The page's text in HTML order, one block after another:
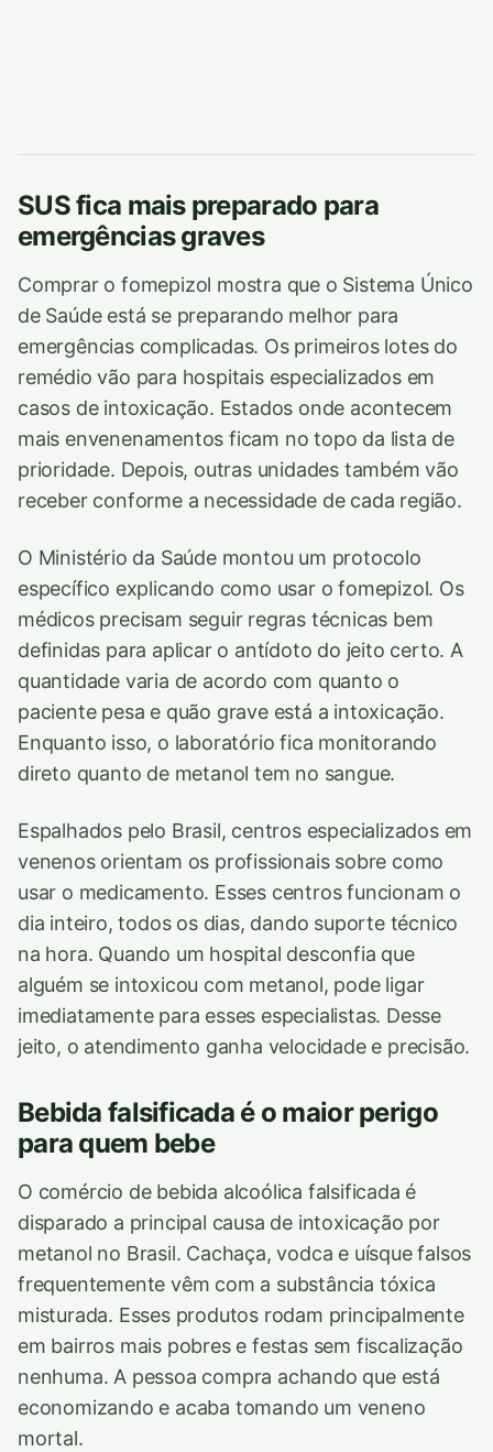
SUS fica mais preparado para
emergências graves
Comprar o fomepizol mostra que o Sistema Único
de Saúde está se preparando melhor para
emergências complicadas. Os primeiros lotes do
remédio vão para hospitais especializados em
casos de intoxicação. Estados onde acontecem
mais envenenamentos ficam no topo da lista de
prioridade. Depois, outras unidades também vão
receber conforme a necessidade de cada região.
O Ministério da Saúde montou um protocolo
específico explicando como usar o fomepizol. Os
médicos precisam seguir regras técnicas bem
definidas para aplicar o antídoto do jeito certo. A
quantidade varia de acordo com quanto o
paciente pesa e quão grave está a intoxicação.
Enquanto isso, o laboratório fica monitorando
direto quanto de metanol tem no sangue.
Espalhados pelo Brasil, centros especializados em
venenos orientam os profissionais sobre como
usar o medicamento. Esses centros funcionam o
dia inteiro, todos os dias, dando suporte técnico
na hora. Quando um hospital desconfia que
alguém se intoxicou com metanol, pode ligar
imediatamente para esses especialistas. Desse
jeito, o atendimento ganha velocidade e precisão.
Bebida falsificada é o maior perigo
para quem bebe
O comércio de bebida alcoólica falsificada é
disparado a principal causa de intoxicação por
metanol no Brasil. Cachaça, vodca e uísque falsos
frequentemente vêm com a substância tóxica
misturada. Esses produtos rodam principalmente
em bairros mais pobres e festas sem fiscalização
nenhuma. A pessoa compra achando que está
economizando e acaba tomando um veneno
mortal.